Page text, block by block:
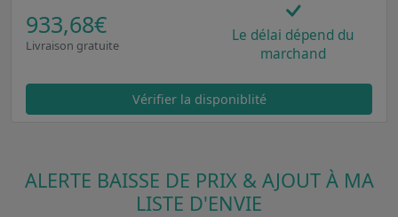
933,68€
Livraison gratuite
Le délai dépend du
marchand
Vérifier la disponiblité
ALERTE BAISSE DE PRIX & AJOUT À MA
LISTE D'ENVIE